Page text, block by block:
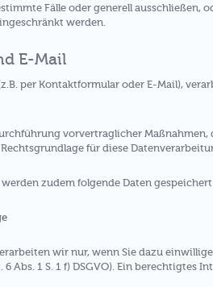
Fälle oder generell
werden.
E-Mail
per Kontaktformular oder E-Mail),
vorvertraglicher
für diese
zudem folgende Daten
wir nur, wenn Sie dazu
Abs. 1 S. 1 f) DSGVO). Ein berechtigtes